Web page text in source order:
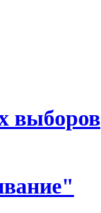
выборов